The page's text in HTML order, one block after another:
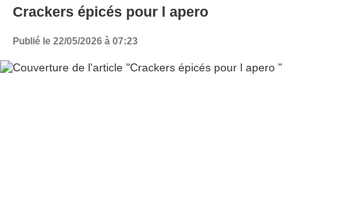
Crackers épicés pour l apero
Publié le 22/05/2026 à 07:23